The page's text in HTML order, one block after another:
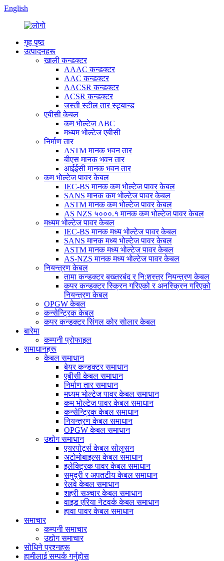
English
गृह पृष्ठ
उत्पादनहरू
खाली कन्डक्टर
AAAC कन्डक्टर
AAC कन्डक्टर
AACSR कन्डक्टर
ACSR कन्डक्टर
जस्ती स्टील तार स्ट्र्यान्ड
एबीसी केबल
कम भोल्टेज ABC
मध्यम भोल्टेज एबीसी
निर्माण तार
ASTM मानक भवन तार
बीएस मानक भवन तार
आईईसी मानक भवन तार
कम भोल्टेज पावर केबल
IEC-BS मानक कम भोल्टेज पावर केबल
SANS मानक कम भोल्टेज पावर केबल
ASTM मानक कम भोल्टेज पावर केबल
AS NZS ५०००.१ मानक कम भोल्टेज पावर केबल
मध्यम भोल्टेज पावर केबल
IEC-BS मानक मध्य भोल्टेज पावर केबल
SANS मानक मध्य भोल्टेज पावर केबल
ASTM मानक मध्य भोल्टेज पावर केबल
AS-NZS मानक मध्य भोल्टेज पावर केबल
नियन्त्रण केबल
तामा कन्डक्टर बख्तरबंद र नि:शस्त्र नियन्त्रण केबल
कपर कन्डक्टर स्क्रिन गरिएको र अनस्क्रिन गरिएको
नियन्त्रण केबल
OPGW केबल
कन्सेन्ट्रिक केबल
कपर कन्डक्टर सिंगल कोर सोलार केबल
बारेमा
कम्पनी प्रोफाइल
समाधानहरू
केबल समाधान
बेयर कन्डक्टर समाधान
एबीसी केबल समाधान
निर्माण तार समाधान
मध्यम भोल्टेज पावर केबल समाधान
कम भोल्टेज पावर केबल समाधान
कन्सेन्ट्रिक केबल समाधान
नियन्त्रण केबल समाधान
OPGW केबल समाधान
उद्योग समाधान
एयरपोर्ट्स केबल सोलुसन
अटोमोबाइल्स केबल समाधान
इलेक्ट्रिक पावर केबल समाधान
समुद्री र अपतटीय केबल समाधान
रेलवे केबल समाधान
शहरी सञ्चार केबल समाधान
वाइड एरिया नेटवर्क केबल समाधान
हावा पावर केबल समाधान
समाचार
कम्पनी समाचार
उद्योग समाचार
सोधिने प्रश्नहरू
हामीलाई सम्पर्क गर्नुहोस